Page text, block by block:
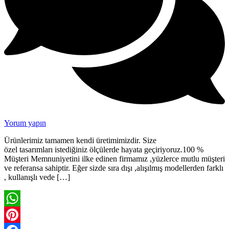
Yorum yapın
Ürünlerimiz tamamen kendi üretimimizdir. Size
özel tasarımları istediğiniz ölçülerde hayata geçiriyoruz.100 %
Müşteri Memnuniyetini ilke edinen firmamız ,yüzlerce mutlu müşteri
ve referansa sahiptir. Eğer sizde sıra dışı ,alışılmış modellerden farklı
, kullanışlı vede […]
WhatsApp